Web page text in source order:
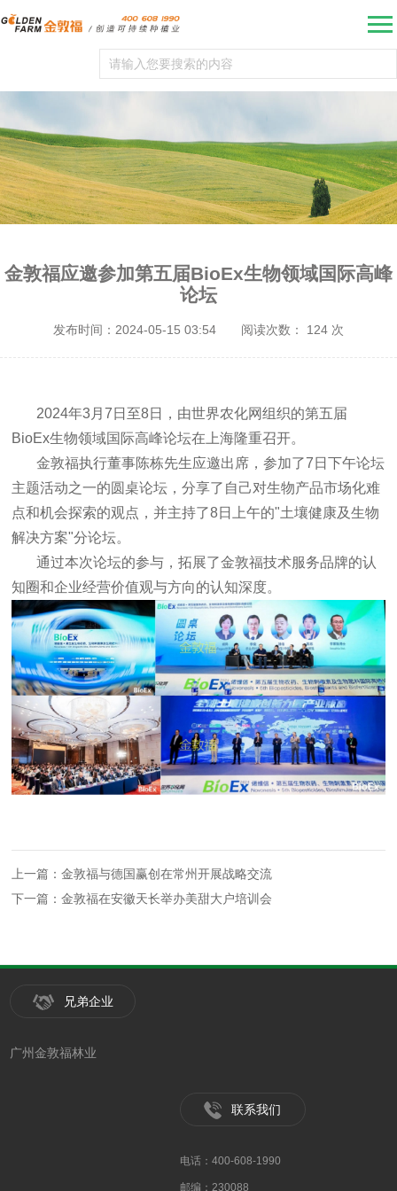
金敦福应邀参加第五届BioEx生物领域国际高峰
论坛
发布时间：2024-05-15 03:54 阅读次数： 124 次
2024年3月7日至8日，由世界农化网组织的第五届
BioEx生物领域国际高峰论坛在上海隆重召开。
金敦福执行董事陈栋先生应邀出席，参加了7日下午论坛
主题活动之一的圆桌论坛，分享了自己对生物产品市场化难
点和机会探索的观点，并主持了8日上午的"土壤健康及生物
解决方案"分论坛。
通过本次论坛的参与，拓展了金敦福技术服务品牌的认
知圈和企业经营价值观与方向的认知深度。
上一篇：金敦福与德国赢创在常州开展战略交流
下一篇：金敦福在安徽天长举办美甜大户培训会
兄弟企业
广州金敦福林业
联系我们
电话：400-608-1990
邮编：230088